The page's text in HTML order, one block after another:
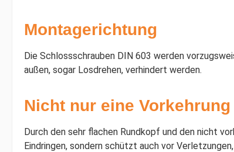
Montagerichtung
Die Schlossschrauben DIN 603 werden
außen, sogar Losdrehen, verhindert werden.
Nicht nur eine
Durch den sehr flachen Rundkopf und den nicht
Eindringen, sondern schützt auch vor